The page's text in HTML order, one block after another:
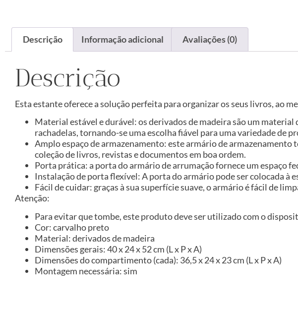
Descrição Informação adicional Avaliações (0)
Descrição
Esta estante oferece a solução perfeita para organizar os seus livros, ao
Material estável e durável: os derivados de madeira são um
rachadelas, tornando-se uma escolha fiável para uma variedade de
Amplo espaço de armazenamento: este armário de
coleção de livros, revistas e documentos em boa ordem.
Porta prática: a porta do armário de arrumação fornece um espaço
Instalação de porta flexível: A porta do armário pode ser colocada à
Fácil de cuidar: graças à sua superfície suave, o armário é fácil de
Atenção:
Para evitar que tombe, este produto deve ser utilizado com o
Cor: carvalho preto
Material: derivados de madeira
Dimensões gerais: 40 x 24 x 52 cm (L x P x A)
Dimensões do compartimento (cada): 36,5 x 24 x 23 cm (L x P x A)
Montagem necessária: sim